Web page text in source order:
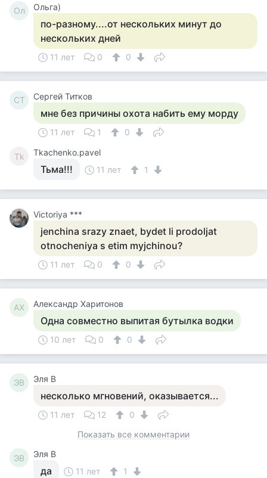
Ол Ольга)
по-разному....от нескольких минут до
нескольких дней
11 лет 0 0
СТ Сергей Титков
мне без причины охота набить ему морду
11 лет 1 0
Tk Tkachenko.pavel
Тьма!!! 11 лет 1
Victoriya ***
jenchina srazy znaet, bydet li prodoljat
otnocheniya s etim myjchinou?
11 лет 0 0
АХ Александр Харитонов
Одна совместно выпитая бутылка водки
10 лет 0 0
ЭВ Эля В
несколько мгновений, оказывается...
11 лет 12
0
Показать все комментарии
ЭВ Эля В
да 11 лет 1